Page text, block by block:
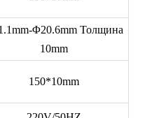
Φ20.6mm Толщина
10mm
150*10mm